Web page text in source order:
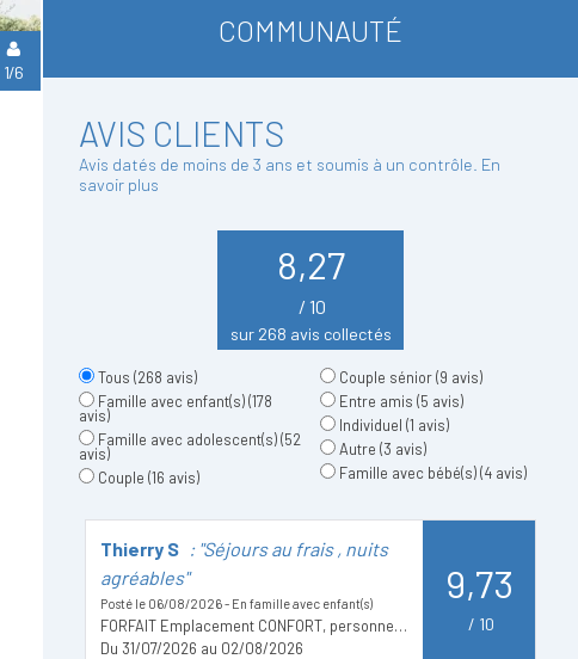
1/6
COMMUNAUTÉ
AVIS CLIENTS
Avis datés de moins de 3 ans et soumis à un contrôle. En
savoir plus
8,27
/ 10
sur 268 avis collectés
Tous (268 avis)
Famille avec enfant(s)(178
avis)
Famille avec adolescent(s)(52
avis)
Couple (16 avis)
Couple sénior(9 avis)
Entre amis (5 avis)
Individuel (1 avis)
Autre (3 avis)
Famille avec bébé(s)(4 avis)
Thierry S : "Séjours au frais , nuits
agréables"
Posté le 06/08/2026 - En famille avec enfant(s)
FORFAIT Emplacement CONFORT, personnes et électricité en supplément
Du 31/07/2026 au 02/08/2026
9,73
/ 10